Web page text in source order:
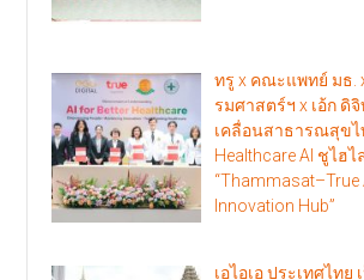
ทรู x คณะแพทย์ มธ.
รมศาสตร์ฯ x เอ้ก ดิ
เคลื่อนสาธารณสุขไ
Healthcare AI ชูไฮไ
“Thammasat–True
Innovation Hub”
เอไอเอ ประเทศไทย